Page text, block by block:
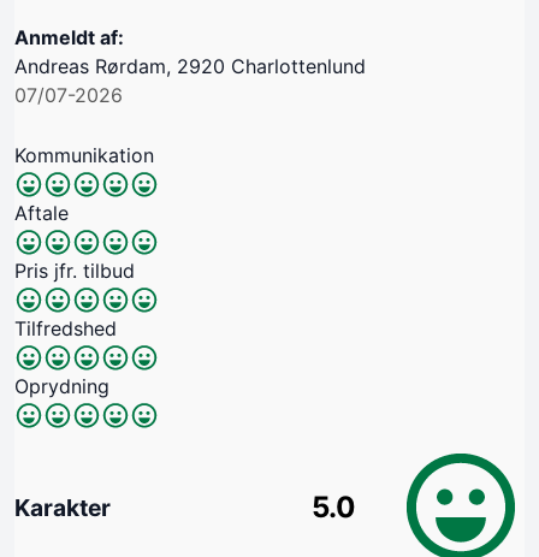
Anmeldt af:
Andreas Rørdam, 2920 Charlottenlund
07/07-2026
Kommunikation
Aftale
Pris jfr. tilbud
Tilfredshed
Oprydning
Karakter 5.0